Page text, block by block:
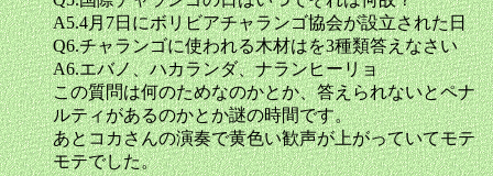
A5.4月7日にボリビアチャランゴ協会が設立された日
Q6.チャランゴに使われる木材はを3種類答えなさい
A6.エバノ、ハカランダ、ナランヒーリョ
この質問は何のためなのかとか、答えられないとペナ
ルティがあるのかとか謎の時間です。
あとコカさんの演奏で黄色い歓声が上がっていてモテ
モテでした。